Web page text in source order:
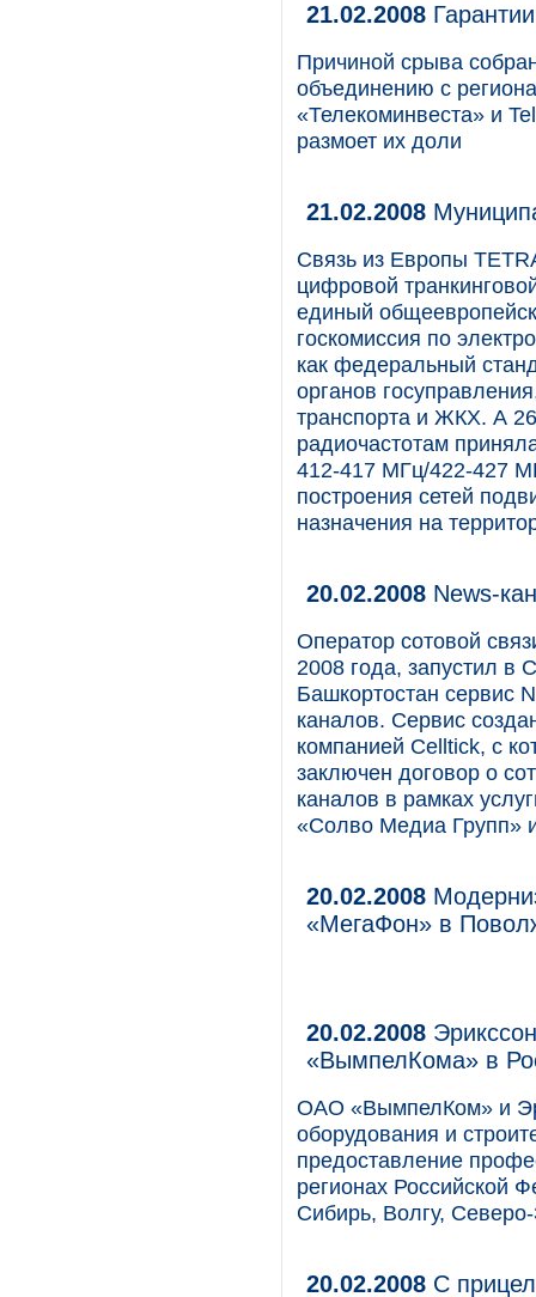
21.02.2008
Причиной срыва
объединению с
«Телекоминвеста» и
размоет их доли
21.02.2008
Связь из Европы
цифровой
единый
госкомиссия по
как федеральный
органов
транспорта и ЖКХ. А
радиочастотам
412-417 МГц/422-427
построения сетей
назначения на
20.02.2008 News-
Оператор сотовой
2008 года, запустил в
Башкортостан сервис
каналов. Сервис
компанией Celltick, с
заключен договор о
каналов в рамках
«Солво Медиа Групп»
20.02.2008
«МегаФон» в
20.02.2008
«ВымпелКома» в
ОАО «ВымпелКом» и
оборудования и
предоставление
регионах Российской
Сибирь, Волгу,
20.02.2008 С